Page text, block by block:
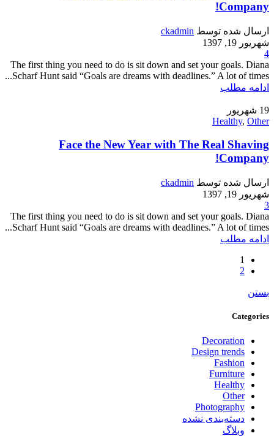
Company!
ارسال شده توسط ckadmin
شهریور 19, 1397
4
The first thing you need to do is sit down and set your goals. Diana
Scharf Hunt said “Goals are dreams with deadlines.” A lot of times...
ادامه مطلب
19 شهریور
Healthy, Other
Face the New Year with The Real Shaving
Company!
ارسال شده توسط ckadmin
شهریور 19, 1397
3
The first thing you need to do is sit down and set your goals. Diana
Scharf Hunt said “Goals are dreams with deadlines.” A lot of times...
ادامه مطلب
1
2
بستن
Categories
Decoration
Design trends
Fashion
Furniture
Healthy
Other
Photography
دسته‌بندی نشده
وبلاگ